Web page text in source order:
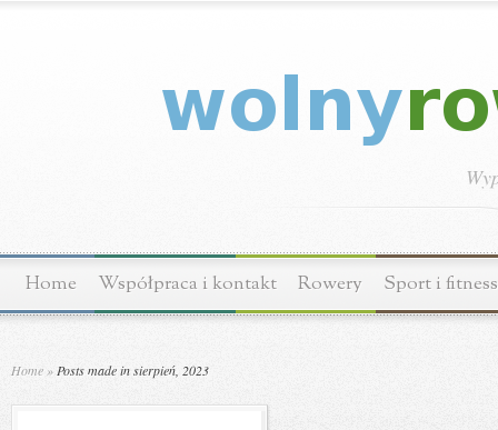
Home Współpraca i kontakt Rowery Sport i fitness
Home » Posts made in sierpień, 2023